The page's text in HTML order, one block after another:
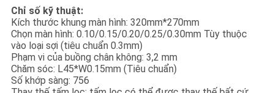
Chỉ số kỹ thuật:
Kích thước khung màn hình: 320mm*270mm
Chọn màn hình: 0.10/0.15/0.20/0.25/0.30mm Tùy thuộc
vào loại sợi (tiêu chuẩn 0.3mm)
Phạm vi của buồng chân không: 3,2 mm
Chăm sóc: L45*W0.15mm (Tiêu chuẩn)
Số khớp sàng: 756